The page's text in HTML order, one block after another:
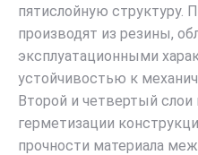
пятислойную структуру.
производят из резины,
эксплуатационными
устойчивостью к
Второй и четвертый слои
герметизации
прочности материала